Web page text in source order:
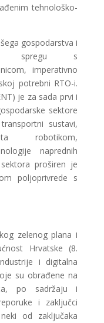
tehnološko-
gospodarstva i
spregu s
imperativno
potrebni RTO-i.
je za sada prvi i
sektore
sustavi,
robotikom,
naprednih
proširen je
poljoprivrede s
zelenog plana i
Hrvatske (8.
i digitalna
su obrađene na
po sadržaju i
i zaključci
od zaključaka